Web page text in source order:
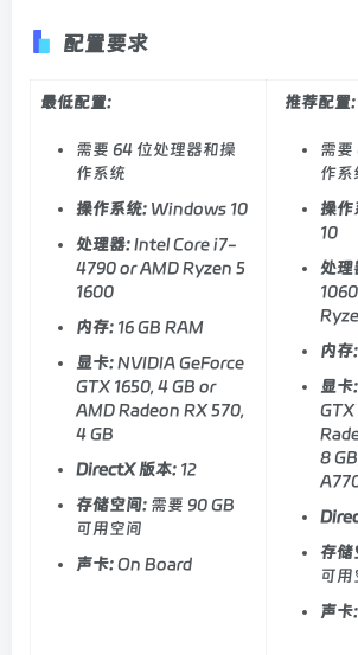
配置要求
最低配置:
需要 64 位处理器和操
作系统
操作系统: Windows 10
处理器:Intel Core i7-
4790 or AMD Ryzen 5
1600
内存: 16 GB RAM
显卡:NVIDIA GeForce
GTX 1650, 4 GB or
AMD Radeon RX 570,
4 GB
DirectX 版本: 12
存储空间: 需要 90 GB
可用空间
声卡:On Board
推荐配置:
需要
作系
操作
10
处理
内存:
显卡:
GTX
8
存储
可用
声卡: